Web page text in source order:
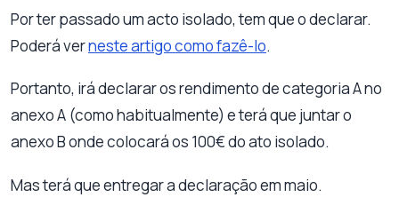
Por ter passado um acto isolado, tem que o declarar.
Poderá verneste artigo como fazê-lo.
Portanto, irá declarar os rendimento de categoria A no
anexo A (como habitualmente) e terá que juntar o
anexo B onde colocará os 100€ do ato isolado.
Mas terá que entregar a declaração em maio.